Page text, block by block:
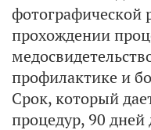
фотографической
прохождении
профилактике и
Срок, который
процедур, 90 дней